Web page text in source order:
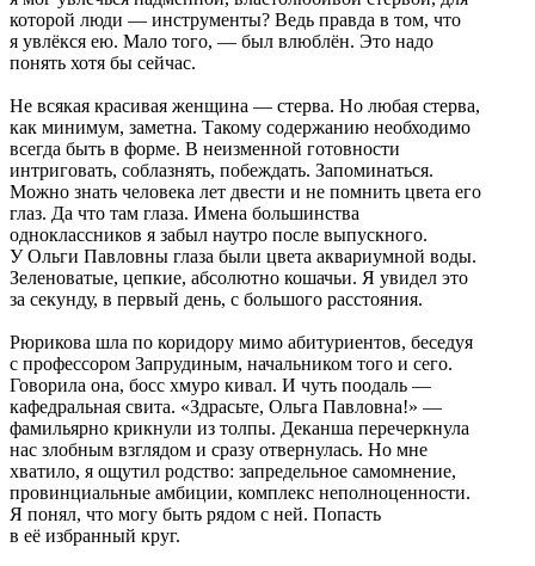
которой люди — инструменты? Ведь правда в том, что
я увлёкся ею. Мало того, — был влюблён. Это надо
понять хотя бы сейчас.
Не всякая красивая женщина — стерва. Но любая стерва,
как минимум, заметна. Такому содержанию необходимо
всегда быть в форме. В неизменной готовности
интриговать, соблазнять, побеждать. Запоминаться.
Можно знать человека лет двести и не помнить цвета его
глаз. Да что там глаза. Имена большинства
одноклассников я забыл наутро после выпускного.
У Ольги Павловны глаза были цвета аквариумной воды.
Зеленоватые, цепкие, абсолютно кошачьи. Я увидел это
за секунду, в первый день, с большого расстояния.
Рюрикова шла по коридору мимо абитуриентов, беседуя
с профессором Запрудиным, начальником того и сего.
Говорила она, босс хмуро кивал. И чуть поодаль —
кафедральная свита. «Здрасьте, Ольга Павловна!» —
фамильярно крикнули из толпы. Деканша перечеркнула
нас злобным взглядом и сразу отвернулась. Но мне
хватило, я ощутил родство: запредельное самомнение,
провинциальные амбиции, комплекс неполноценности.
Я понял, что могу быть рядом с ней. Попасть
в её избранный круг.